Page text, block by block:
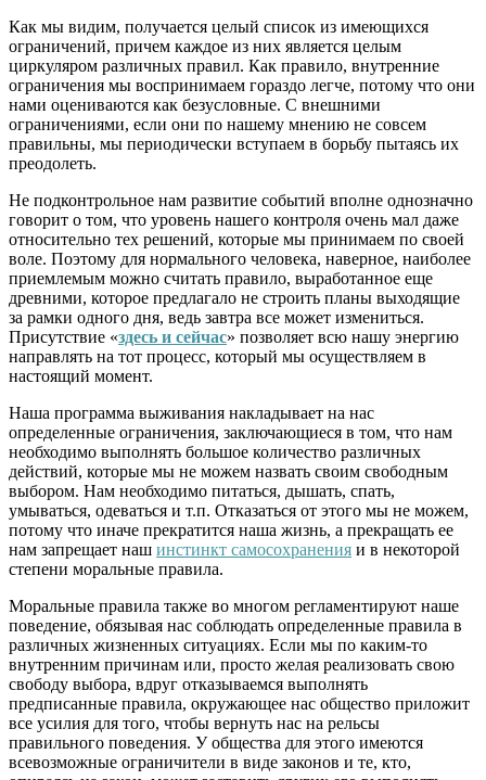
Как мы видим, получается целый список из имеющихся
ограничений, причем каждое из них является целым
циркуляром различных правил. Как правило, внутренние
ограничения мы воспринимаем гораздо легче, потому что они
нами оцениваются как безусловные. С внешними
ограничениями, если они по нашему мнению не совсем
правильны, мы периодически вступаем в борьбу пытаясь их
преодолеть.
Не подконтрольное нам развитие событий вполне однозначно
говорит о том, что уровень нашего контроля очень мал даже
относительно тех решений, которые мы принимаем по своей
воле. Поэтому для нормального человека, наверное, наиболее
приемлемым можно считать правило, выработанное еще
древними, которое предлагало не строить планы выходящие
за рамки одного дня, ведь завтра все может измениться.
Присутствие «здесь и сейчас» позволяет всю нашу энергию
направлять на тот процесс, который мы осуществляем в
настоящий момент.
Наша программа выживания накладывает на нас
определенные ограничения, заключающиеся в том, что нам
необходимо выполнять большое количество различных
действий, которые мы не можем назвать своим свободным
выбором. Нам необходимо питаться, дышать, спать,
умываться, одеваться и т.п. Отказаться от этого мы не можем,
потому что иначе прекратится наша жизнь, а прекращать ее
нам запрещает наш инстинкт самосохранения и в некоторой
степени моральные правила.
Моральные правила также во многом регламентируют наше
поведение, обязывая нас соблюдать определенные правила в
различных жизненных ситуациях. Если мы по каким-то
внутренним причинам или, просто желая реализовать свою
свободу выбора, вдруг отказываемся выполнять
предписанные правила, окружающее нас общество приложит
все усилия для того, чтобы вернуть нас на рельсы
правильного поведения. У общества для этого имеются
всевозможные ограничители в виде законов и те, кто,